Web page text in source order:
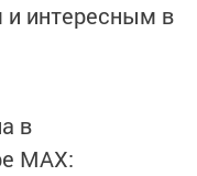
интересным в
в
MАХ: